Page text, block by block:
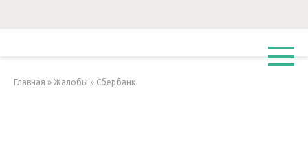
Главная » Жалобы » Сбербанк